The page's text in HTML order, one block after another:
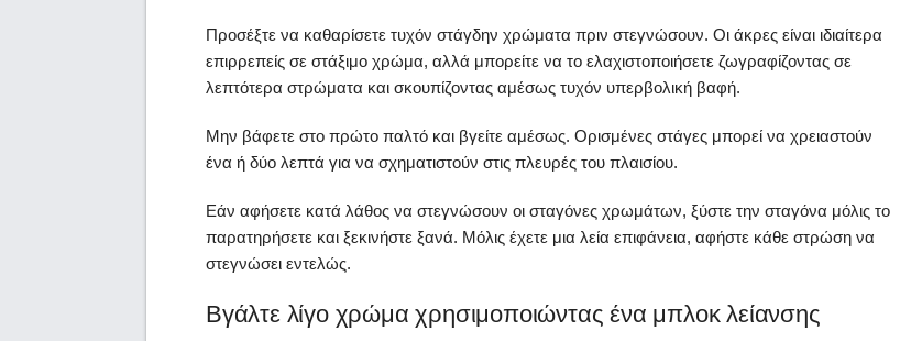
Προσέξτε να καθαρίσετε τυχόν στάγδην χρώματα πριν στεγνώσουν. Οι άκρες είναι ιδιαίτερα
επιρρεπείς σε στάξιμο χρώμα, αλλά μπορείτε να το ελαχιστοποιήσετε ζωγραφίζοντας σε
λεπτότερα στρώματα και σκουπίζοντας αμέσως τυχόν υπερβολική βαφή.
Μην βάφετε στο πρώτο παλτό και βγείτε αμέσως. Ορισμένες στάγες μπορεί να χρειαστούν
ένα ή δύο λεπτά για να σχηματιστούν στις πλευρές του πλαισίου.
Εάν αφήσετε κατά λάθος να στεγνώσουν οι σταγόνες χρωμάτων, ξύστε την σταγόνα μόλις το
παρατηρήσετε και ξεκινήστε ξανά. Μόλις έχετε μια λεία επιφάνεια, αφήστε κάθε στρώση να
στεγνώσει εντελώς.
Βγάλτε λίγο χρώμα χρησιμοποιώντας ένα μπλοκ λείανσης